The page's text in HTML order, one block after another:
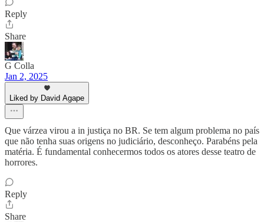
Reply
Share
G Colla
Jan 2, 2025
Liked by David Agape
Que várzea virou a in justiça no BR. Se tem algum problema no país
que não tenha suas origens no judiciário, desconheço. Parabéns pela
matéria. É fundamental conhecermos todos os atores desse teatro de
horrores.
Reply
Share